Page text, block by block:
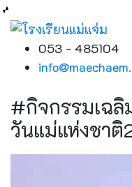
053 - 485104
#กิจกรรมเฉลิ
วันแม่แห่งชาติ